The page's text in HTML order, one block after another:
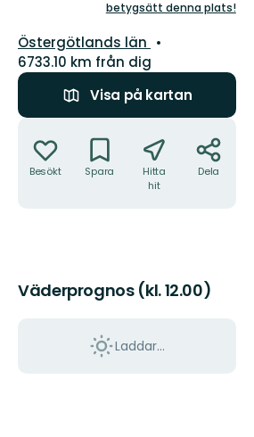
5
betygsätt denna plats!
Län:
Östergötlands län
6733.10 km från dig
Visa på kartan
Besökt Spara
Hitta
hit
Dela
Väderprognos (kl. 12.00)
Laddar...